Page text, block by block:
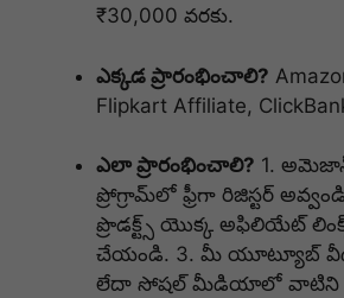
₹30,000 వరకు.
ఎక్కడ ప్రారంభించాలి?
Flipkart Affiliate,
ఎలా ప్రారంభించాలి? 1.
ప్రోగ్రామ్‌లో ఫ్రీగా రిజిస్టర్
ప్రొడక్ట్స్ యొక్క అఫిలియేట్
చేయండి. 3. మీ యూట్యూబ్
లేదా సోషల్ మీడియాలో వాటిని